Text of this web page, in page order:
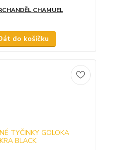
CHAMUEL
do košíčku